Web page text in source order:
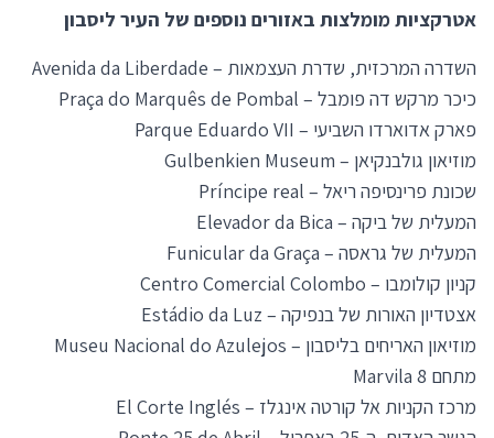
אטרקציות מומלצות באזורים נוספים של העיר ליסבון
השדרה המרכזית, שדרת העצמאות – Avenida da Liberdade
כיכר מרקש דה פומבל – Praça do Marquês de Pombal
פארק אדוארדו השביעי – Parque Eduardo VII
מוזיאון גולבנקיאן – Gulbenkien Museum
שכונת פרינסיפה ריאל – Príncipe real
המעלית של ביקה – Elevador da Bica
המעלית של גראסה – Funicular da Graça
קניון קולומבו – Centro Comercial Colombo
אצטדיון האורות של בנפיקה – Estádio da Luz
מוזיאון האריחים בליסבון – Museu Nacional do Azulejos
מתחם 8 Marvila
מרכז הקניות אל קורטה אינגלז – El Corte Inglés